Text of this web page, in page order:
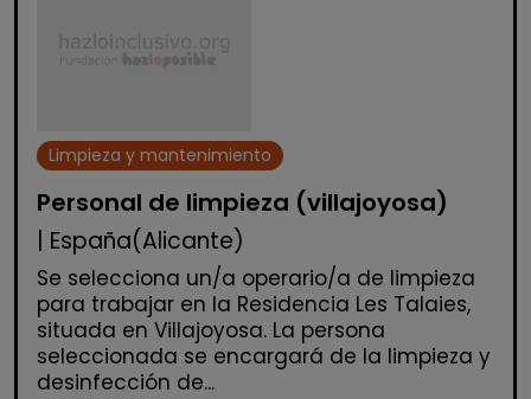
Limpieza y mantenimiento
Personal de limpieza (villajoyosa)
| España(Alicante)
Se selecciona un/a operario/a de limpieza
para trabajar en la Residencia Les Talaies,
situada en Villajoyosa. La persona
seleccionada se encargará de la limpieza y
desinfección de...